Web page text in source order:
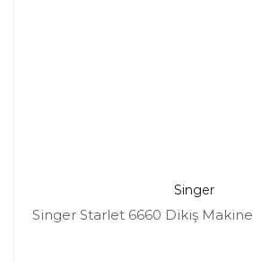
Singer
Singer Starlet 6660 Dikiş